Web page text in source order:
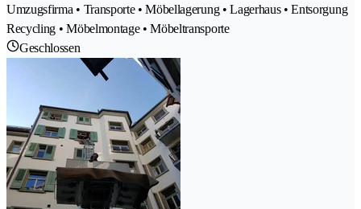
Umzugsfirma • Transporte • Möbellagerung • Lagerhaus • Entsorgung
Recycling • Möbelmontage • Möbeltransporte
Geschlossen